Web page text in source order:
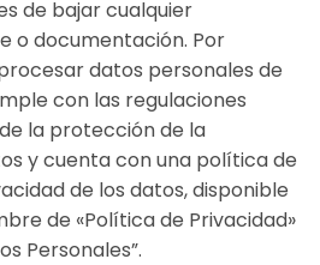
de bajar cualquier
o documentación. Por
datos personales de
con las regulaciones
la protección de la
y cuenta con una política de
de los datos, disponible
de «Política de Privacidad»
Personales”.